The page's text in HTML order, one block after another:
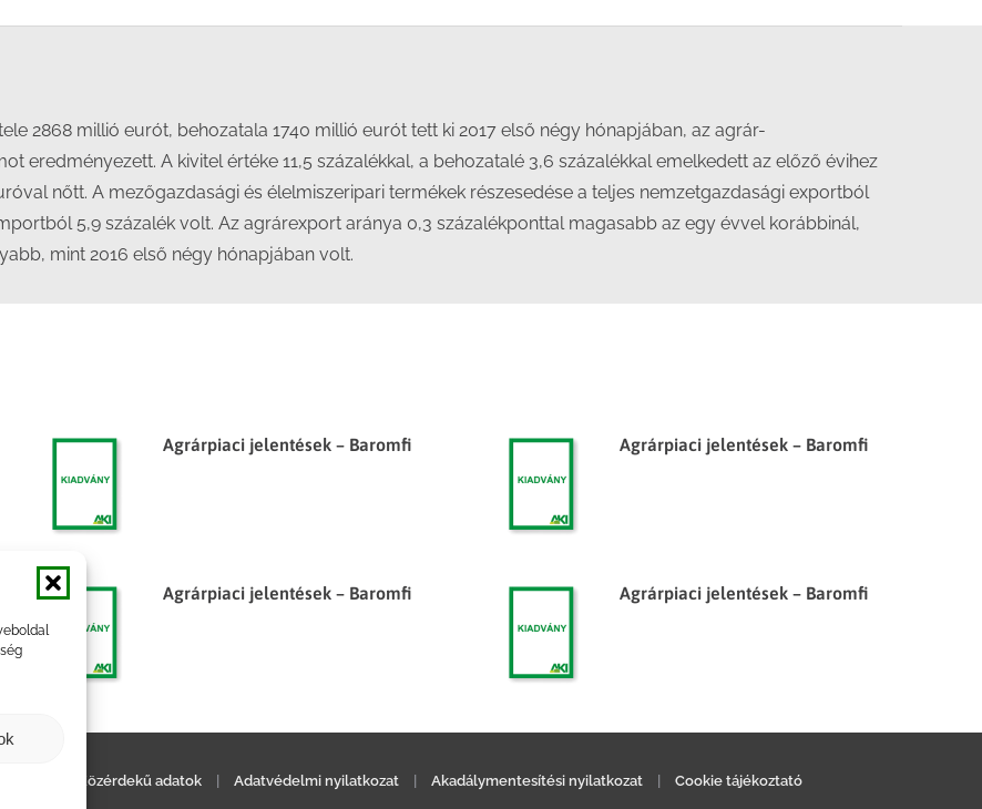
2868 millió eurót, behozatala 1740 millió eurót tett ki 2017 első négy hónapjában, az agrár-
eredményezett. A kivitel értéke 11,5 százalékkal, a behozatalé 3,6 százalékkal emelkedett az előző évihez
nőtt. A mezőgazdasági és élelmiszeripari termékek részesedése a teljes nemzetgazdasági exportból
5,9 százalék volt. Az agrárexport aránya 0,3 százalékponttal magasabb az egy évvel korábbinál,
mint 2016 első négy hónapjában volt.
Agrárpiaci jelentések – Baromfi Agrárpiaci jelentések – Baromfi
Agrárpiaci jelentések – Baromfi Agrárpiaci jelentések – Baromfi
Közérdekű adatok Adatvédelmi nyilatkozat Akadálymentesítési nyilatkozat Cookie tájékoztató